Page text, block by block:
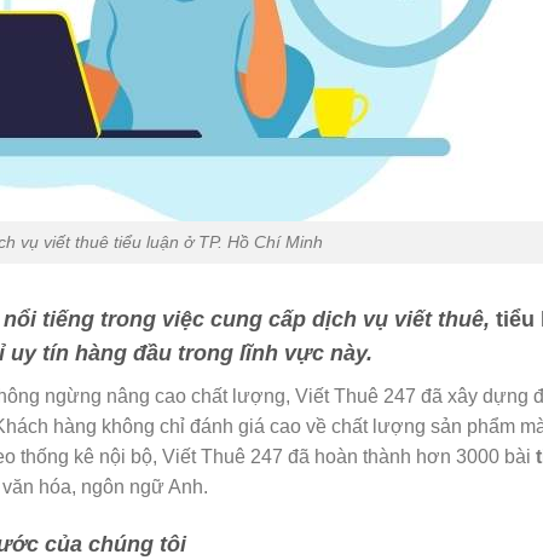
vụ viết thuê tiểu luận ở TP. Hồ Chí Minh
tiếng trong việc cung cấp dịch vụ viết thuê, tiểu
tín hàng đầu trong lĩnh vực này.
ngừng nâng cao chất lượng, Viết Thuê 247 đã xây dựng
hàng không chỉ đánh giá cao về chất lượng sản phẩm
thống kê nội bộ, Viết Thuê 247 đã hoàn thành hơn 3000 bài
hóa, ngôn ngữ Anh.
của chúng tôi